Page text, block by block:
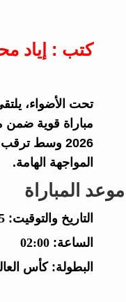
كتب : إياد
تحت الأضواء،
2026 وسط
المواجهة الهامة.
موعد المباراة
التاريخ والتوقيت: 15 يونيو 2026
الساعة: 02:00
البطولة: كأس